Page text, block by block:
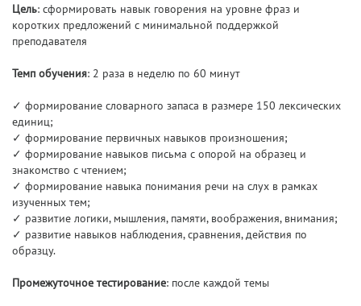
Цель: сформировать навык говорения на уровне фраз и
коротких предложений с минимальной поддержкой
преподавателя
Темп обучения: 2 раза в неделю по 60 минут
✓ формирование словарного запаса в размере 150 лексических
единиц;
✓ формирование первичных навыков произношения;
✓ формирование навыков письма с опорой на образец и
знакомство с чтением;
✓ формирование навыка понимания речи на слух в рамках
изученных тем;
✓ развитие логики, мышления, памяти, воображения, внимания;
✓ развитие навыков наблюдения, сравнения, действия по
образцу.
Промежуточное тестирование: после каждой темы